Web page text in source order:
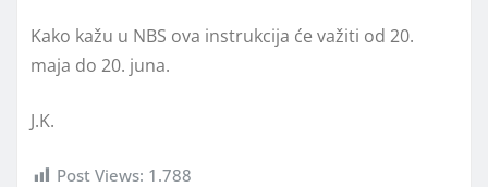
Kako kažu u NBS ova instrukcija će važiti od 20.
maja do 20. juna.
J.K.
Post Views: 1.788